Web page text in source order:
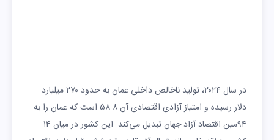
وی
سانتی‌گراد
سانتی‌گراد
ساعت
روز
فور
۲۵ درجه
۱۸.۵ درجه
۱۰.۵
۰
در سال ۲۰۲۴، تولید ناخالص داخلی عمان به حدود ۲۷۰ میلیارد
دلار رسیده و امتیاز آزادی اقتصادی آن ۵۸.۸ است که عمان را به
۹۴مین اقتصاد آزاد جهان تبدیل می‌کند. این کشور در میان ۱۴